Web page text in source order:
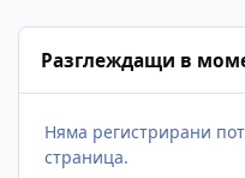
Разглеждащи в
Няма регистрирани
страница.